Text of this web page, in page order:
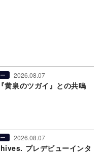
2026.08.07
黄泉のツガイ』との共鳴
2026.08.07
プレデビューインタ